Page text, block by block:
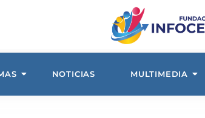
NOTICIAS MULTIMEDIA